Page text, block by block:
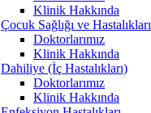
Klinik Hakkında
Çocuk Sağlığı ve Hastalıkları
Doktorlarımız
Klinik Hakkında
Dahiliye (İç Hastalıkları)
Doktorlarımız
Klinik Hakkında